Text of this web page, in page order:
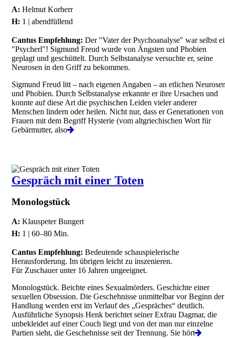
A: Helmut Korherr
H: 1 | abendfüllend
Cantus Empfehlung: Der "Vater der Psychoanalyse" war selbst
"Psycherl"! Sigmund Freud wurde von Ängsten und Phobien
geplagt und geschüttelt. Durch Selbstanalyse versuchte er, seine
Neurosen in den Griff zu bekommen.
Sigmund Freud litt – nach eigenen Angaben – an etlichen
und Phobien. Durch Selbstanalyse erkannte er ihre Ursachen und
konnte auf diese Art die psychischen Leiden vieler anderer
Menschen lindern oder heilen. Nicht nur, dass er Generationen von
Frauen mit dem Begriff Hysterie (vom altgriechischen Wort für
Gebärmutter, also
Gespräch mit einer Toten
Monologstück
A: Klauspeter Bungert
H: 1 | 60–80 Min.
Cantus Empfehlung: Bedeutende schauspielerische
Herausforderung. Im übrigen leicht zu inszenieren.
Für Zuschauer unter 16 Jahren ungeeignet.
Monologstück. Beichte eines Sexualmörders. Geschichte einer
sexuellen Obsession. Die Geschehnisse unmittelbar vor Beginn der
Handlung werden erst im Verlauf des „Gespräches“ deutlich.
Ausführliche Synopsis Henk berichtet seiner Exfrau Dagmar, die
unbekleidet auf einer Couch liegt und von der man nur einzelne
Partien sieht, die Geschehnisse seit der Trennung. Sie hört